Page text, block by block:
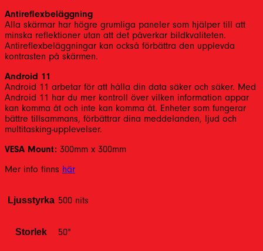
Antireflexbeläggning
Alla skärmar har högre grumliga paneler som hjälper till att
minska reflektioner utan att det påverkar bildkvaliteten.
Antireflexbeläggningar kan också förbättra den upplevda
kontrasten på skärmen.
Android 11
Android 11 arbetar för att hålla din data säker och säker. Med
Android 11 har du mer kontroll över vilken information appar
kan komma åt och inte kan komma åt. Enheter som fungerar
bättre tillsammans, förbättrar dina meddelanden, ljud och
multitasking-upplevelser.
VESA Mount: 300mm x 300mm
Mer info finns här
Ljusstyrka 500 nits
Storlek 50"